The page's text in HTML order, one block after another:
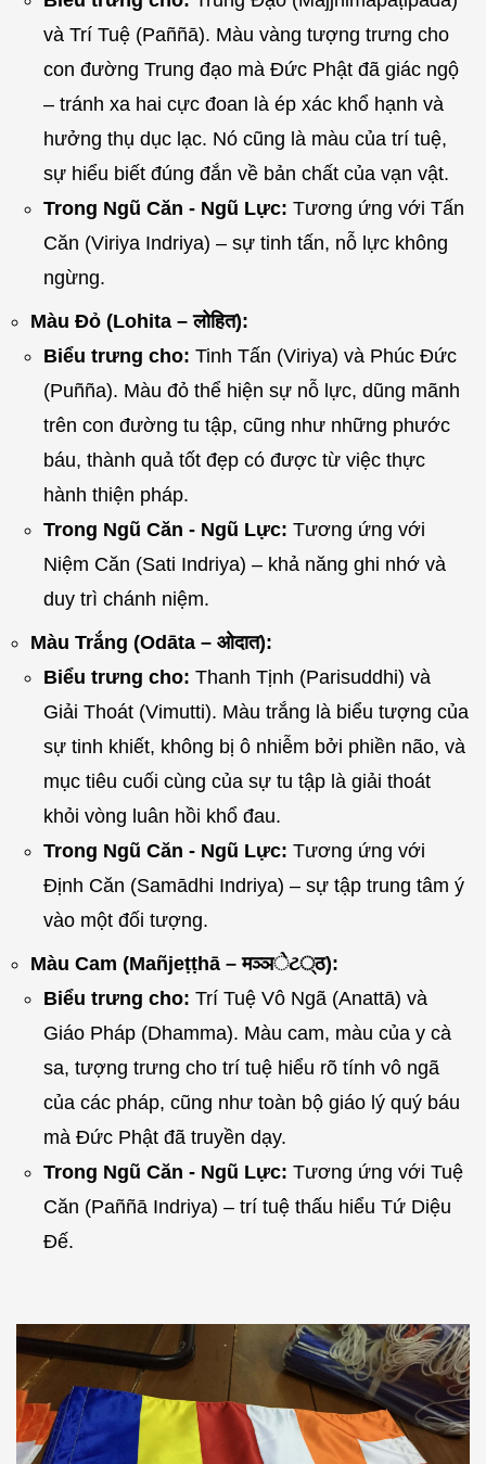
và Trí Tuệ (Paññā). Màu vàng tượng trưng cho
con đường Trung đạo mà Đức Phật đã giác ngộ
– tránh xa hai cực đoan là ép xác khổ hạnh và
hưởng thụ dục lạc. Nó cũng là màu của trí tuệ,
sự hiểu biết đúng đắn về bản chất của vạn vật.
Trong Ngũ Căn - Ngũ Lực: Tương ứng với Tấn
Căn (Viriya Indriya) – sự tinh tấn, nỗ lực không
ngừng.
Màu Đỏ (Lohita – लोहित):
Biểu trưng cho: Tinh Tấn (Viriya) và Phúc Đức
(Puñña). Màu đỏ thể hiện sự nỗ lực, dũng mãnh
trên con đường tu tập, cũng như những phước
báu, thành quả tốt đẹp có được từ việc thực
hành thiện pháp.
Trong Ngũ Căn - Ngũ Lực: Tương ứng với
Niệm Căn (Sati Indriya) – khả năng ghi nhớ và
duy trì chánh niệm.
Màu Trắng (Odāta – ओदात):
Biểu trưng cho: Thanh Tịnh (Parisuddhi) và
Giải Thoát (Vimutti). Màu trắng là biểu tượng của
sự tinh khiết, không bị ô nhiễm bởi phiền não, và
mục tiêu cuối cùng của sự tu tập là giải thoát
khỏi vòng luân hồi khổ đau.
Trong Ngũ Căn - Ngũ Lực: Tương ứng với
Định Căn (Samādhi Indriya) – sự tập trung tâm ý
vào một đối tượng.
Màu Cam (Mañjeṭṭhā – मञ्ञેટ्ठ):
Biểu trưng cho: Trí Tuệ Vô Ngã (Anattā) và
Giáo Pháp (Dhamma). Màu cam, màu của y cà
sa, tượng trưng cho trí tuệ hiểu rõ tính vô ngã
của các pháp, cũng như toàn bộ giáo lý quý báu
mà Đức Phật đã truyền dạy.
Trong Ngũ Căn - Ngũ Lực: Tương ứng với Tuệ
Căn (Paññā Indriya) – trí tuệ thấu hiểu Tứ Diệu
Đế.